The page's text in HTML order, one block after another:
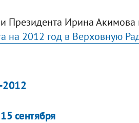
Ирина Акимова
на 2012 год в Верховную
2012
сентября